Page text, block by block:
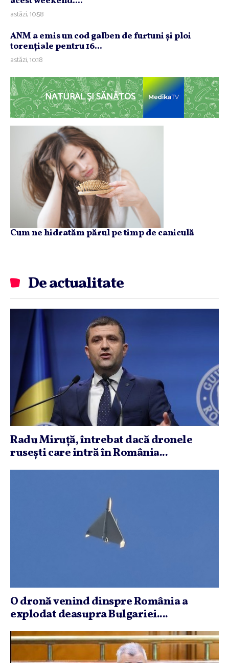
astăzi, 10:58
ANM a emis un cod galben de furtuni şi ploi
torenţiale pentru 16...
astăzi, 10:18
NATURAL ȘI SĂNĂTOS
Cum ne hidratăm părul pe timp de caniculă
De actualitate
Radu Miruţă, întrebat dacă dronele
ruseşti care intră în România...
O dronă venind dinspre România a
explodat deasupra Bulgariei....